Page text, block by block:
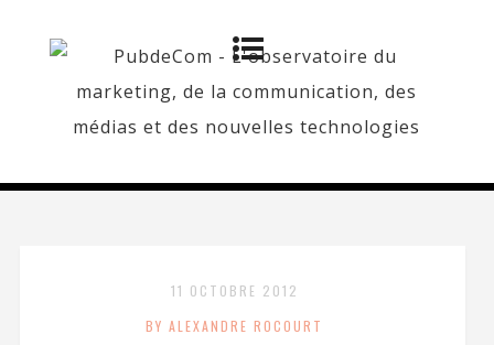
11 OCTOBRE 2012
BY ALEXANDRE ROCOURT